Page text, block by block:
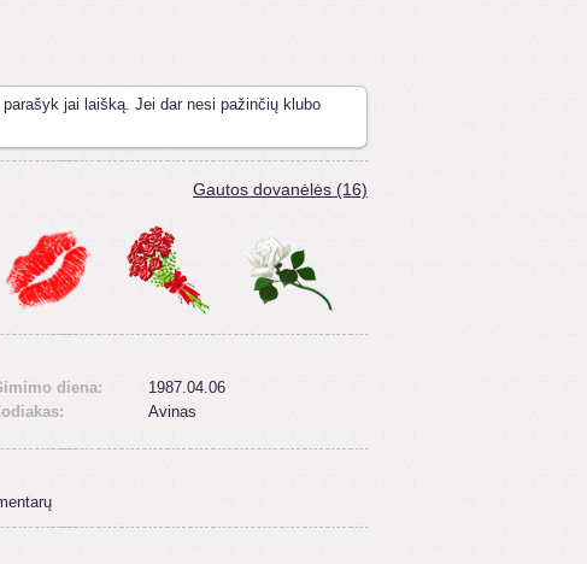
parašyk jai laišką. Jei dar nesi pažinčių klubo
Gautos dovanėlės (16)
diena:
1987.04.06
Avinas